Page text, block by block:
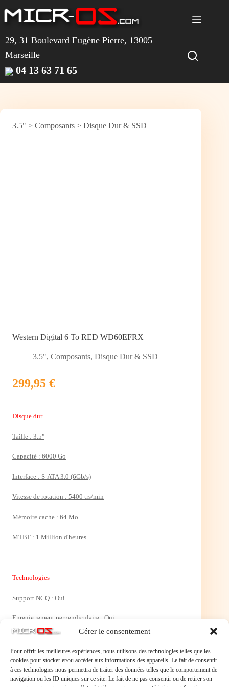
Gérer le consentement
Pour offrir les meilleures expériences, nous utilisons des technologies telles que les
cookies pour stocker et/ou accéder aux informations des appareils. Le fait de consentir
à ces technologies nous permettra de traiter des données telles que le comportement de
navigation ou les ID uniques sur ce site. Le fait de ne pas consentir ou de retirer son
au
contenu
29, 31 Boulevard Eugène Pierre, 13005
Marseille
04 13 63 71 65
3.5" > Composants > Disque Dur & SSD
Western Digital 6 To RED WD60EFRX
3.5", Composants, Disque Dur & SSD
299,95 €
Disque dur
Taille : 3.5"
Capacité : 6000 Go
Interface : S-ATA 3.0 (6Gb/s)
Vitesse de rotation : 5400 trs/min
Mémoire cache : 64 Mo
MTBF : 1 Million d'heures
Technologies
Support NCQ : Oui
Enregistrement perpendiculaire : Oui
Présentation
Dimensions : 147 x 101,6 x 26.1 mm